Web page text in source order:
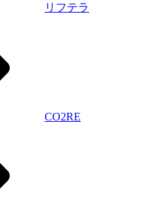
リフテラ
CO2RE